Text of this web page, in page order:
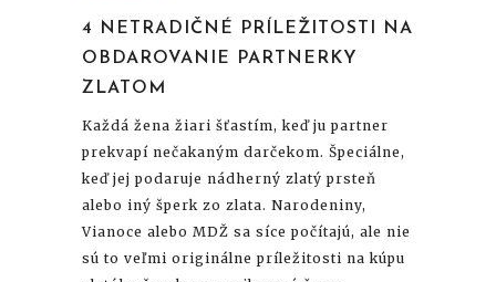
4 NETRADIČNÉ PRÍLEŽITOSTI NA
OBDAROVANIE PARTNERKY
ZLATOM
Každá žena žiari šťastím, keď ju partner
prekvapí nečakaným darčekom. Špeciálne,
keď jej podaruje nádherný zlatý prsteň
alebo iný šperk zo zlata. Narodeniny,
Vianoce alebo MDŽ sa síce počítajú, ale nie
sú to veľmi originálne príležitosti na kúpu